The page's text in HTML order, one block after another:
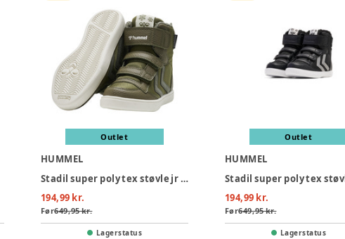
Outlet
HUMMEL
Stadil super poly tex støvle jr - DARK OLIVE
194,99 kr.
Før649,95 kr.
Lagerstatus
Outlet
HUMMEL
194,99 kr.
Før649,95 kr.
Lagerstatus